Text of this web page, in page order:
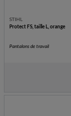
STIHL
Protect FS, taille L, orange
Pantalons de travail